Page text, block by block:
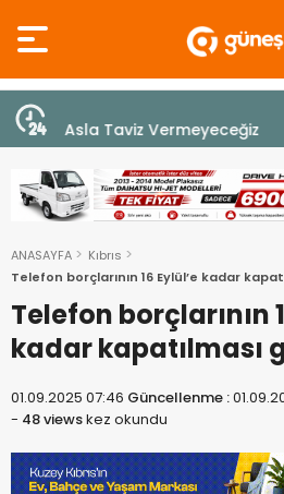
Cumhurbaşkanı Erhürman
fenalaşarak hastaneye
ANASAYFA
Kıbrıs
Telefon borçlarının 16 Eylül’e kadar
Telefon borçlarının
kadar kapatılması
01.09.2025 07:46 Güncellenme :
- 48 viewskez okundu